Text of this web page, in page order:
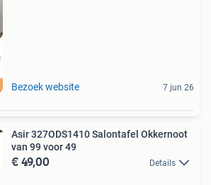
Bezoek website 7 jun 26
Asir 327ODS1410 Salontafel Okkernoot
van 99 voor 49
€ 49,00 Details